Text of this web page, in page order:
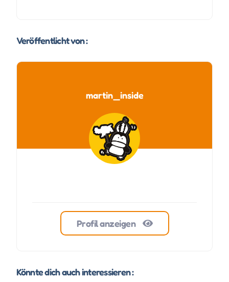
Veröffentlicht von :
martin_inside
Profil anzeigen
Könnte dich auch interessieren :